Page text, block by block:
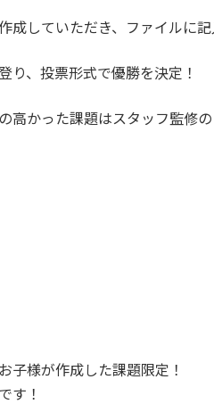
成していただき、ファイルに記
り、投票形式で優勝を決定！
高かった課題はスタッフ監修
子様が作成した課題限定！
す！